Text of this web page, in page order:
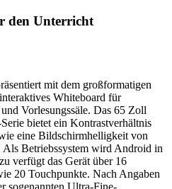
den Unterricht
mit dem großformatigen
Whiteboard für
Vorlesungssäle. Das 65 Zoll
bietet ein Kontrastverhältnis
eine Bildschirmhelligkeit von
Als Betriebssystem wird Android in
verfügt das Gerät über 16
20 Touchpunkte. Nach Angaben